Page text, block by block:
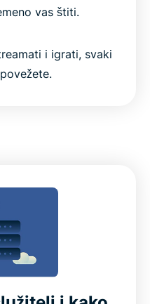
vas štiti.
i igrati, svaki